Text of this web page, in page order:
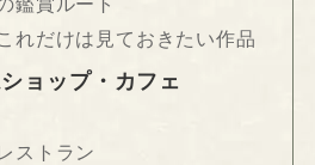
れだけは見ておきたい作品
ョップ・カフェ
ストラン